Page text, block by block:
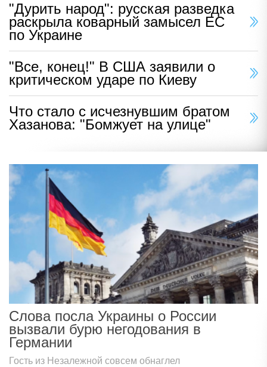
"Дурить народ": русская разведка
раскрыла коварный замысел ЕС
по Украине
"Все, конец!" В США заявили о
критическом ударе по Киеву
Что стало с исчезнувшим братом
Хазанова: "Бомжует на улице"
Слова посла Украины о России
вызвали бурю негодования в
Германии
Гость из Незалежной совсем обнаглел